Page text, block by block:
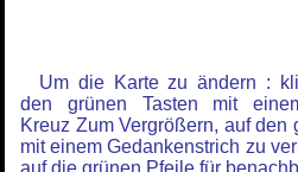
Um die Karte zu ändern :
den grünen Tasten mit
Kreuz Zum Vergrößern, auf den
mit einem Gedankenstrich zu
auf die grünen Pfeile für